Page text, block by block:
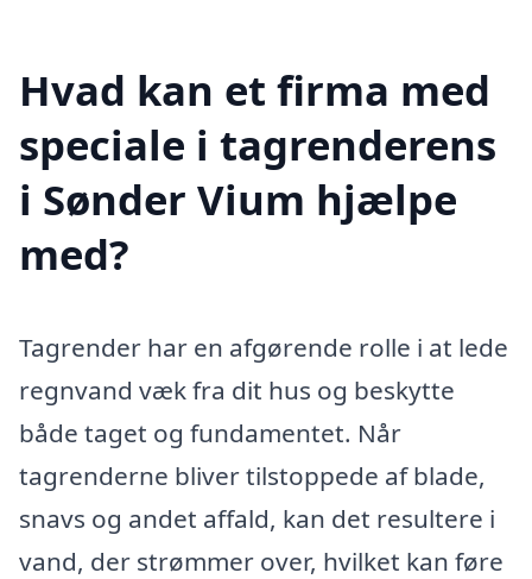
Hvad kan et firma med
speciale i tagrenderens
i Sønder Vium hjælpe
med?
Tagrender har en afgørende rolle i at lede
regnvand væk fra dit hus og beskytte
både taget og fundamentet. Når
tagrenderne bliver tilstoppede af blade,
snavs og andet affald, kan det resultere i
vand, der strømmer over, hvilket kan føre